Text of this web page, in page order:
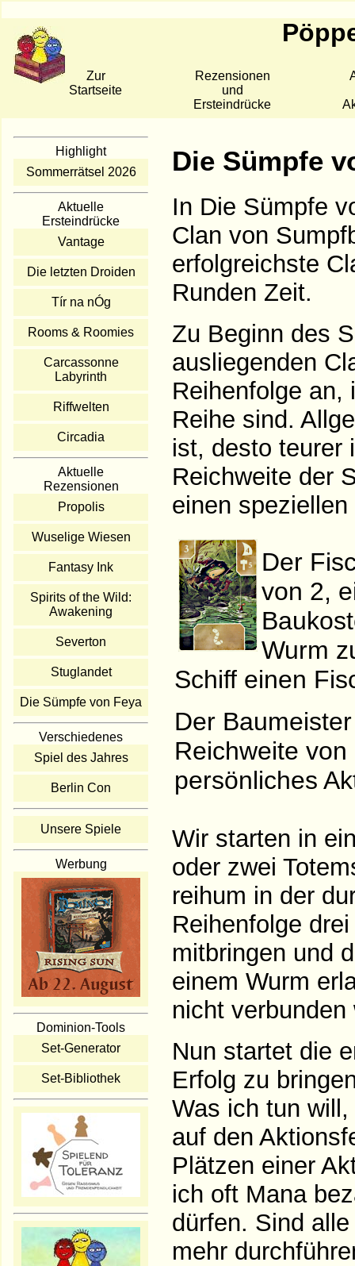
Zur
Startseite
Rezensionen
und
Ersteindrücke
Highlight
Sommerrätsel 2026
Aktuelle
Ersteindrücke
Vantage
Die letzten Droiden
Tír na nÓg
Rooms & Roomies
Carcassonne
Labyrinth
Riffwelten
Circadia
Aktuelle
Rezensionen
Propolis
Wuselige Wiesen
Fantasy Ink
Spirits of the Wild:
Awakening
Severton
Stuglandet
Die Sümpfe von Feya
Verschiedenes
Spiel des Jahres
Berlin Con
Unsere Spiele
Werbung
Dominion-Tools
Set-Generator
Set-Bibliothek
Die Sümpfe
In Die Sümpfe
Clan von
erfolgreichste
Runden Zeit.
Zu Beginn des
ausliegenden
Reihenfolge an,
Reihe sind.
ist, desto teurer
Reichweite der
einen speziellen
Der
von 2,
Wurm
Schiff einen
Der
Reichweite
persönliches
Wir starten in
oder zwei
reihum in der
Reihenfolge
mitbringen und
einem Wurm
nicht verbunden
Nun startet die
Erfolg zu
Was ich tun
auf den
Plätzen einer
ich oft Mana
dürfen. Sind
mehr